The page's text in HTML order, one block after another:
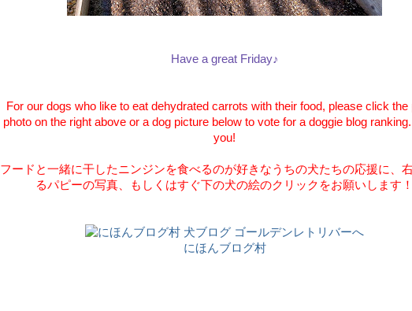
Have a great Friday♪
For our dogs who like to eat dehydrated carrots with their food, please click the
photo on the right above or a dog picture below to vote for a doggie blog
you!
フードと一緒に干したニンジンを食べるのが好きなうちの犬たちの応援に、
るパピーの写真、もしくはすぐ下の犬の絵のクリックをお願いします！
にほんブログ村